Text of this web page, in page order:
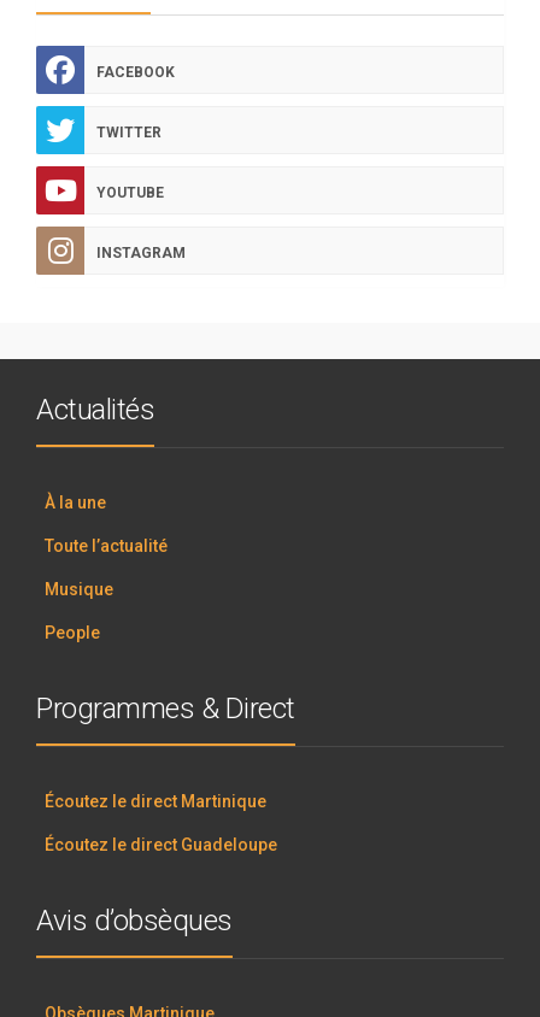
FACEBOOK
TWITTER
YOUTUBE
INSTAGRAM
Actualités
À la une
Toute l’actualité
Musique
People
Programmes & Direct
Écoutez le direct Martinique
Écoutez le direct Guadeloupe
Avis d’obsèques